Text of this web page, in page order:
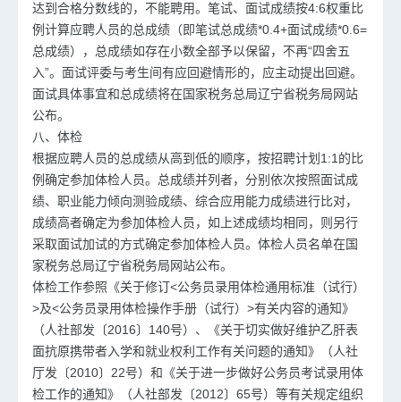
达到合格分数线的，不能聘用。笔试、面试成绩按4:6权重比
例计算应聘人员的总成绩（即笔试总成绩*0.4+面试成绩*0.6=
总成绩），总成绩如存在小数全部予以保留，不再“四舍五
入”。面试评委与考生间有应回避情形的，应主动提出回避。
面试具体事宜和总成绩将在国家税务总局辽宁省税务局网站
公布。
八、体检
根据应聘人员的总成绩从高到低的顺序，按招聘计划1:1的比
例确定参加体检人员。总成绩并列者，分别依次按照面试成
绩、职业能力倾向测验成绩、综合应用能力成绩进行比对，
成绩高者确定为参加体检人员，如上述成绩均相同，则另行
采取面试加试的方式确定参加体检人员。体检人员名单在国
家税务总局辽宁省税务局网站公布。
体检工作参照《关于修订<公务员录用体检通用标准（试行）
>及<公务员录用体检操作手册（试行）>有关内容的通知》
（人社部发〔2016〕140号）、《关于切实做好维护乙肝表
面抗原携带者入学和就业权利工作有关问题的通知》（人社
厅发〔2010〕22号）和《关于进一步做好公务员考试录用体
检工作的通知》（人社部发〔2012〕65号）等有关规定组织